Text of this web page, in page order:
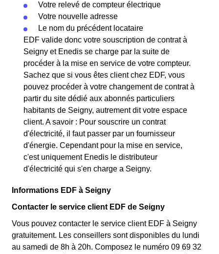
Votre relevé de compteur électrique
Votre nouvelle adresse
Le nom du précédent locataire
EDF valide donc votre souscription de contrat à
Seigny et Enedis se charge par la suite de
procéder à la mise en service de votre compteur.
Sachez que si vous êtes client chez EDF, vous
pouvez procéder à votre changement de contrat à
partir du site dédié aux abonnés particuliers
habitants de Seigny, autrement dit votre espace
client. A savoir : Pour souscrire un contrat
d'électricité, il faut passer par un fournisseur
d'énergie. Cependant pour la mise en service,
c'est uniquement Enedis le distributeur
d'électricité qui s'en charge a Seigny.
Informations EDF à Seigny
Contacter le service client EDF de Seigny
Vous pouvez contacter le service client EDF à Seigny
gratuitement. Les conseillers sont disponibles du lundi
au samedi de 8h à 20h. Composez le numéro 09 69 32